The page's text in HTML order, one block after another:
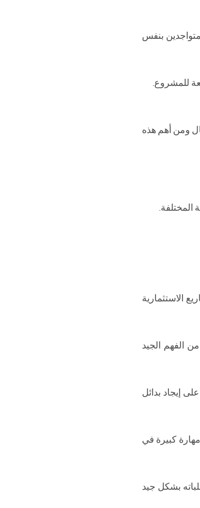
بنفس
للمشروع.
ومن أهم هذه
المختلفة.
الاستثمارية
الفهم الجيد
إيجاد بدائل
كبيرة في
بشكل جيد